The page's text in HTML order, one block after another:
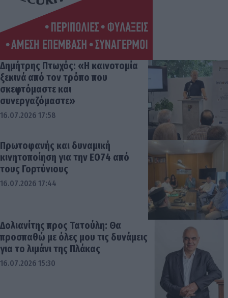
Δημήτρης Πτωχός: «Η καινοτομία
ξεκινά από τον τρόπο που
σκεφτόμαστε και
συνεργαζόμαστε»
16.07.2026 17:58
Πρωτοφανής και δυναμική
κινητοποίηση για την ΕΟ74 από
τους Γορτύνιους
16.07.2026 17:44
Δολιανίτης προς Τατούλη: Θα
προσπαθώ με όλες μου τις δυνάμεις
για το λιμάνι της Πλάκας
16.07.2026 15:30